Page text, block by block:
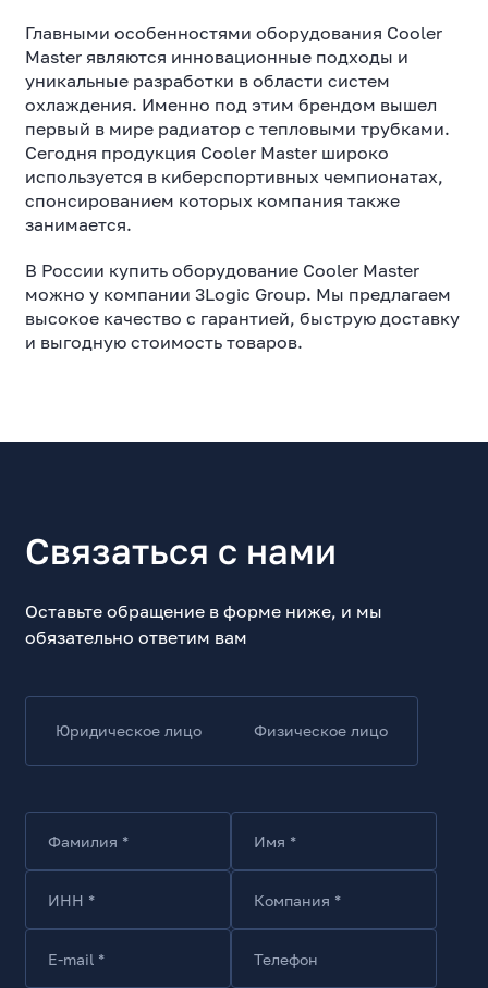
Главными особенностями оборудования Cooler
Master являются инновационные подходы и
уникальные разработки в области систем
охлаждения. Именно под этим брендом вышел
первый в мире радиатор с тепловыми трубками.
Сегодня продукция Cooler Master широко
используется в киберспортивных чемпионатах,
спонсированием которых компания также
занимается.
В России купить оборудование Cooler Master
можно у компании 3Logic Group. Мы предлагаем
высокое качество с гарантией, быструю доставку
и выгодную стоимость товаров.
Связаться с нами
Оставьте обращение в форме ниже, и мы
обязательно ответим вам
Юридическое лицо Физическое лицо
Фамилия * Имя *
ИНН * Компания *
E-mail * Телефон